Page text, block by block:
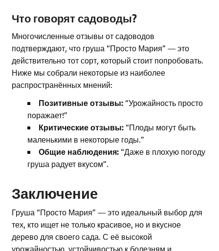
Что говорят садоводы?
Многочисленные отзывы от садоводов
подтверждают, что груша “Просто Мария” — это
действительно тот сорт, который стоит попробовать.
Ниже мы собрали некоторые из наиболее
распространённых мнений:
Позитивные отзывы: “Урожайность просто
поражает!”
Критические отзывы: “Плоды могут быть
маленькими в некоторые годы.”
Общие наблюдения: “Даже в плохую погоду
груша радует вкусом”.
Заключение
Груша “Просто Мария” — это идеальный выбор для
тех, кто ищет не только красивое, но и вкусное
дерево для своего сада. С её высокой
урожайностью, устойчивостью к болезням и